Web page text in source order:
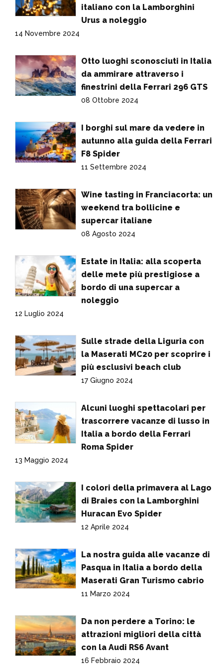
italiano con la Lamborghini
Urus a noleggio
14 Novembre 2024
Otto luoghi sconosciuti in Italia
da ammirare attraverso i
finestrini della Ferrari 296 GTS
08 Ottobre 2024
I borghi sul mare da vedere in
autunno alla guida della Ferrari
F8 Spider
11 Settembre 2024
Wine tasting in Franciacorta: un
weekend tra bollicine e
supercar italiane
08 Agosto 2024
Estate in Italia: alla scoperta
delle mete più prestigiose a
bordo di una supercar a
noleggio
12 Luglio 2024
Sulle strade della Liguria con
la Maserati MC20 per scoprire i
più esclusivi beach club
17 Giugno 2024
Alcuni luoghi spettacolari per
trascorrere vacanze di lusso in
Italia a bordo della Ferrari
Roma Spider
13 Maggio 2024
I colori della primavera al Lago
di Braies con la Lamborghini
Huracan Evo Spider
12 Aprile 2024
La nostra guida alle vacanze di
Pasqua in Italia a bordo della
Maserati Gran Turismo cabrio
11 Marzo 2024
Da non perdere a Torino: le
attrazioni migliori della città
con la Audi RS6 Avant
16 Febbraio 2024